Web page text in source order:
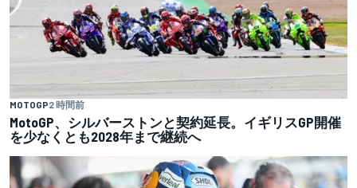
MOTOGP2 時間前
MotoGP、シルバーストンと契約延長。イギリスGP開催
を少なくとも2028年まで継続へ